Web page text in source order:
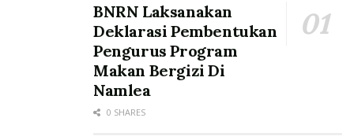
BNRN Laksanakan
Deklarasi Pembentukan
Pengurus Program
Makan Bergizi Di
Namlea
0 SHARES